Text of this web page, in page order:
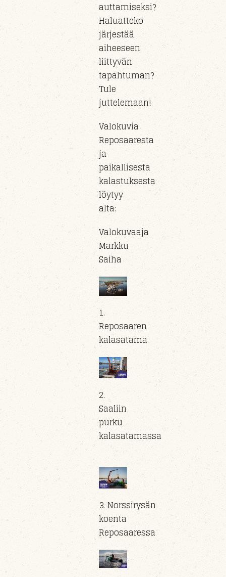
auttamiseksi?
Haluatteko
järjestää
aiheeseen
liittyvän
tapahtuman?
Tule
juttelemaan!
Valokuvia
Reposaaresta
ja
paikallisesta
kalastuksesta
löytyy
alta:
Valokuvaaja
Markku
Saiha
1.
Reposaaren
kalasatama
2.
Saaliin
purku
kalasatamassa
3. Norssirysän
koenta
Reposaaressa